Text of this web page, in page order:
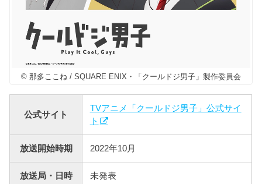
© 那多ここね / SQUARE ENIX・「クールドジ男子」製作委員会
公式サイト
TVアニメ「クールドジ男子」公式サイ
ト
放送開始時期 2022年10月
放送局・日時 未発表